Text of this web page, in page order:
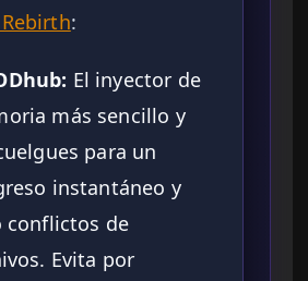
:
El inyector de
más sencillo y
para un
instantáneo y
conflictos de
Evita por